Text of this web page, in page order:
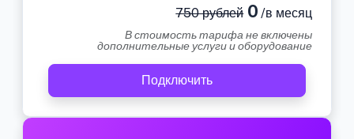
750 рублей0 /в месяц
В стоимость тарифа не включены
дополнительные услуги и оборудование
Подключить